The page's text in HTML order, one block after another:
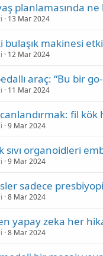
planlamasında
13 Mar 2024
bulaşık makinesi
12 Mar 2024
araç: “Bu bir
11 Mar 2024
fil kök
9 Mar 2024
sıvı organoidleri
9 Mar 2024
sadece
8 Mar 2024
yapay zeka her
8 Mar 2024